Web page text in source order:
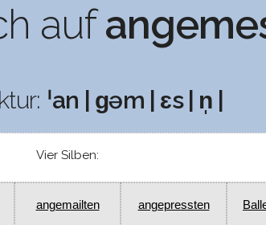
auf
ˈan | ɡəm | ɛs | n̩ |
Vier Silben:
angemailten angepressten